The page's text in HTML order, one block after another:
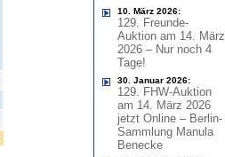
10. März 2026:
129. Freunde-
Auktion am 14. März
2026 – Nur noch 4
Tage!
30. Januar 2026:
129. FHW-Auktion
am 14. März 2026
jetzt Online – Berlin-
Sammlung Manula
Benecke